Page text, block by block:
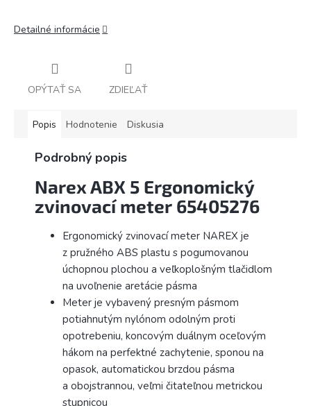
Detailné informácie
OPÝTAŤ SA ZDIEĽAŤ
Popis Hodnotenie Diskusia
Podrobný popis
Narex ABX 5 Ergonomický
zvinovací meter 65405276
Ergonomický zvinovací meter NAREX je
z pružného ABS plastu s pogumovanou
úchopnou plochou a veľkoplošným tlačidlom
na uvoľnenie aretácie pásma
Meter je vybavený presným pásmom
potiahnutým nylónom odolným proti
opotrebeniu, koncovým duálnym oceľovým
hákom na perfektné zachytenie, sponou na
opasok, automatickou brzdou pásma
a obojstrannou, veľmi čitateľnou metrickou
stupnicou